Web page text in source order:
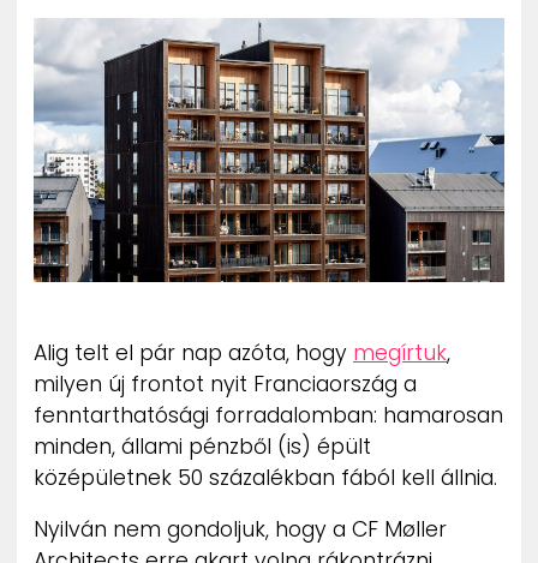
ZENE
MÉDIAAJÁNLAT
IMPRESSZUM
PR-ARCHÍVUM
ADATKEZELÉSI TÁJÉKOZTATÓ
Alig telt el pár nap azóta, hogy megírtuk,
milyen új frontot nyit Franciaország a
fenntarthatósági forradalomban: hamarosan
minden, állami pénzből (is) épült
középületnek 50 százalékban fából kell állnia.
Nyilván nem gondoljuk, hogy a CF Møller